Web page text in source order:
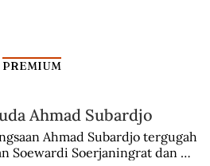
ala Indonesia
PREMIUM
Ahmad Subardjo
Ahmad Subardjo tergugah
Soewardi Soerjaningrat dan